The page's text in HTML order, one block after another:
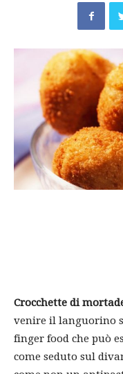
Crocchette di
venire il languorino
finger food che può
come seduto sul